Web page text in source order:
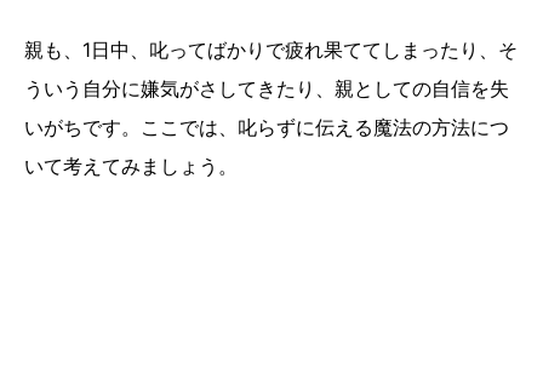
親も、1日中、叱ってばかりで疲れ果ててしまったり、そ
ういう自分に嫌気がさしてきたり、親としての自信を失
いがちです。ここでは、叱らずに伝える魔法の方法につ
いて考えてみましょう。